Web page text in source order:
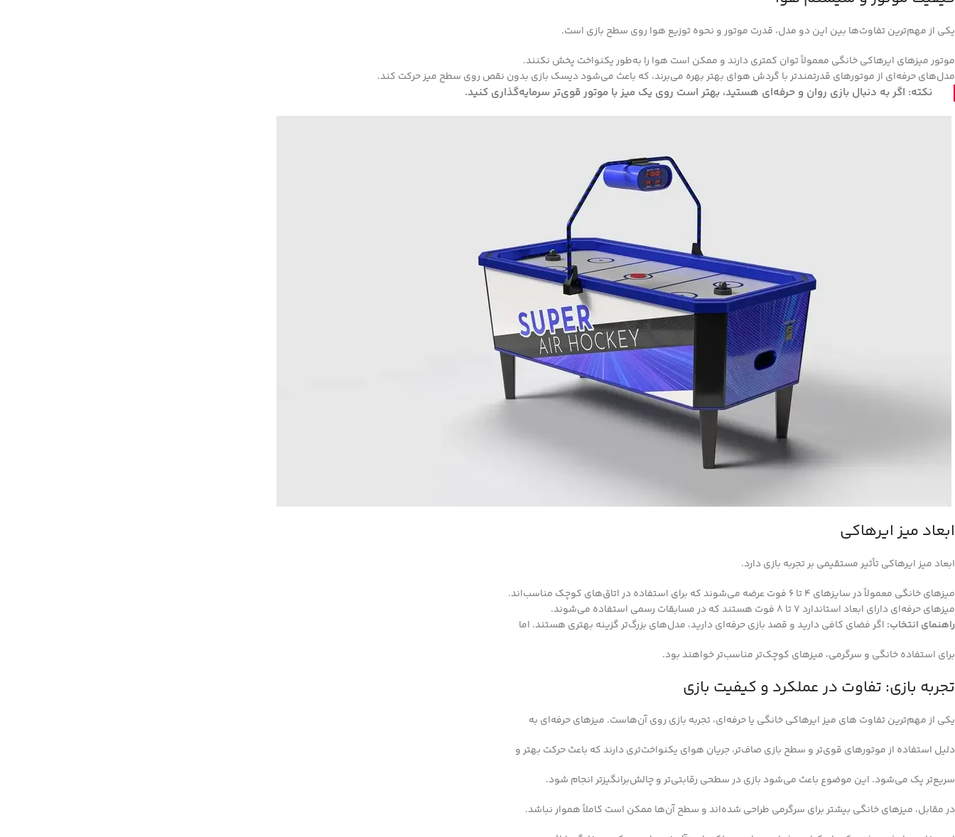
یکی از مهم‌ترین تفاوت‌ها بین این دو مدل، قدرت موتور و نحوه توزیع هوا روی سطح بازی است.
موتور میزهای ایرهاکی خانگی معمولاً توان کمتری دارند و ممکن است هوا را به‌طور یکنواخت پخش نکنند.
مدل‌های حرفه‌ای از موتورهای قدرتمندتر با گردش هوای بهتر بهره می‌برند، که باعث می‌شود دیسک بازی بدون نقص روی سطح میز حرکت کند.
نکته: اگر به دنبال بازی روان و حرفه‌ای هستید، بهتر است روی یک میز با موتور قوی‌تر سرمایه‌گذاری کنید.
ابعاد میز ایرهاکی
ابعاد میز ایرهاکی تأثیر مستقیمی بر تجربه بازی دارد.
میزهای خانگی معمولاً در سایزهای 4 تا 6 فوت عرضه می‌شوند که برای استفاده در اتاق‌های کوچک مناسب‌اند.
میزهای حرفه‌ای دارای ابعاد استاندارد 7 تا 8 فوت هستند که در مسابقات رسمی استفاده می‌شوند.
راهنمای انتخاب: اگر فضای کافی دارید و قصد بازی حرفه‌ای دارید، مدل‌های بزرگ‌تر گزینه بهتری هستند. اما
برای استفاده خانگی و سرگرمی، میزهای کوچک‌تر مناسب‌تر خواهند بود.
تجربه بازی: تفاوت در عملکرد و کیفیت بازی
یکی از مهم‌ترین تفاوت‌ های میز ایرهاکی خانگی یا حرفه‌ای، تجربه بازی روی آن‌هاست. میزهای حرفه‌ای به
دلیل استفاده از موتورهای قوی‌تر و سطح بازی صاف‌تر، جریان هوای یکنواخت‌تری دارند که باعث حرکت بهتر و
سریع‌تر پک می‌شود. این موضوع باعث می‌شود بازی در سطحی رقابتی‌تر و چالش‌برانگیزتر انجام شود.
در مقابل، میزهای خانگی بیشتر برای سرگرمی طراحی شده‌اند و سطح آن‌ها ممکن است کاملاً هموار نباشد.